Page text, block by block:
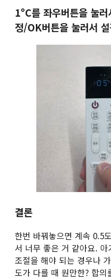
1°C를 좌우버튼을 눌
정/OK버튼을 눌러서
결론
한번 바꿔놓으면 계속 0.5
서 너무 좋은 거 같아요.
조절을 해야 되는 경우나
도가 다를 때 원만한? 합의